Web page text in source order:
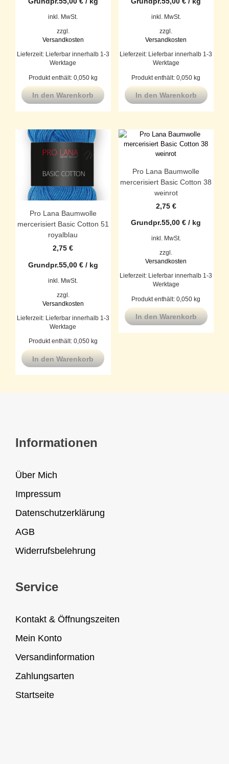
inkl. MwSt.
zzgl.
Versandkosten
Lieferzeit:
Lieferbar innerhalb 1-3
Werktage
Produkt enthält: 0,050 kg
In den Warenkorb
inkl. MwSt.
zzgl.
Versandkosten
Lieferzeit:
Lieferbar innerhalb 1-3
Werktage
Produkt enthält: 0,050kg
In den Warenkorb
Pro Lana Baumwolle
mercerisiert Basic Cotton 51
royalblau
2,75€
Grundpr.55,00 €/ kg
inkl. MwSt.
zzgl.
Versandkosten
Lieferzeit:
Lieferbar innerhalb 1-3
Werktage
Produkt enthält: 0,050 kg
In den Warenkorb
Pro Lana Baumwolle
mercerisiert Basic Cotton 38
weinrot
2,75 €
Grundpr.55,00€ / kg
inkl. MwSt.
zzgl.
Versandkosten
Lieferzeit:
Lieferbar innerhalb 1-3
Werktage
Produkt enthält: 0,050kg
In den Warenkorb
Informationen
Über Mich
Impressum
Datenschutzerklärung
AGB
Widerrufsbelehrung
Service
Kontakt & Öffnungszeiten
Mein Konto
Versandinformation
Zahlungsarten
Startseite